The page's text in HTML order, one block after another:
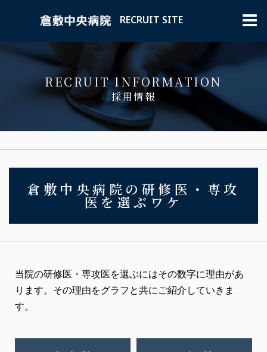
RECRUIT SITE
倉敷中央病院の研修医・専攻
医を選ぶワケ
当院の研修医・専攻医を選ぶにはその数字に理由があ
ります。その理由をグラフと共にご紹介していきま
す。